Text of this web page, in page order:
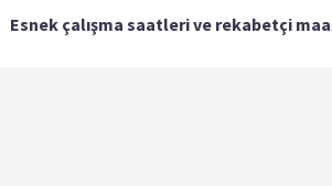
Esnek çalışma saatleri ve rekabetçi